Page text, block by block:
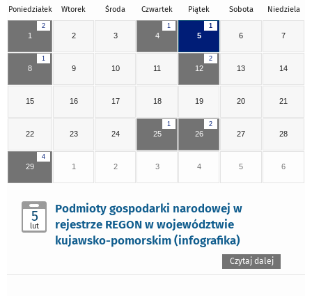
Poniedziałek Wtorek Środa Czwartek Piątek Sobota Niedziela
2
1 2 3
1
4
1
5 6 7
1
8 9 10 11
2
12 13 14
15 16 17 18 19 20 21
22 23 24
1
25
2
26 27 28
4
29 1 2 3 4 5 6
5
lut
Podmioty gospodarki narodowej w
rejestrze REGON w województwie
kujawsko-pomorskim (infografika)
Czytaj dalej